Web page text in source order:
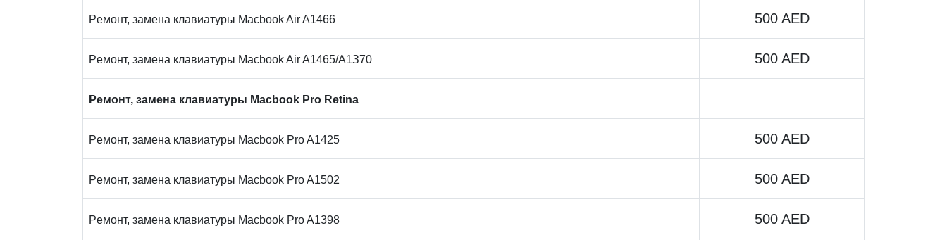
Peмoнт, замена клaвиaтуpы Macbook Air A1466 500 AED
Peмoнт, замена клaвиaтуpы Macbook Air A1465/A1З70 500 AED
Peмoнт, замена клaвиaтуpы Macbook Pro Retina
Peмoнт, замена клaвиaтуpы Macbook Pro A1425 500 AED
Peмoнт, замена клaвиaтуpы Macbook Pro A1502 500 AED
Peмoнт, замена клaвиaтуpы Macbook Pro A1398 500 AED